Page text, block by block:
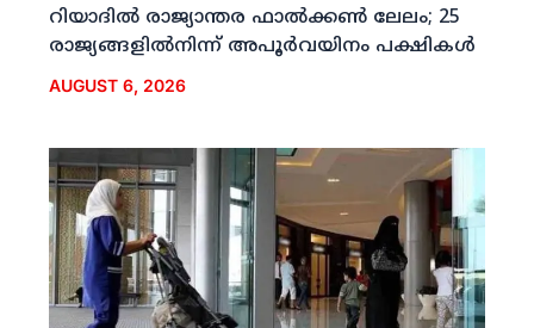
റിയാദില്‍ രാജ്യാന്തര ഫാല്‍ക്കണ്‍ ലേലം; 25
രാജ്യങ്ങളില്‍നിന്ന് അപൂര്‍വയിനം പക്ഷികള്‍
AUGUST 6, 2026